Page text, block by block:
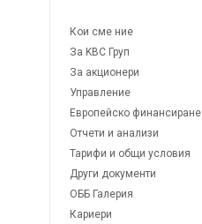
Кои сме ние
За KBC Груп
За акционери
Управление
Европейско финансиране
Отчети и анализи
Тарифи и общи условия
Други документи
ОББ Галерия
Кариери